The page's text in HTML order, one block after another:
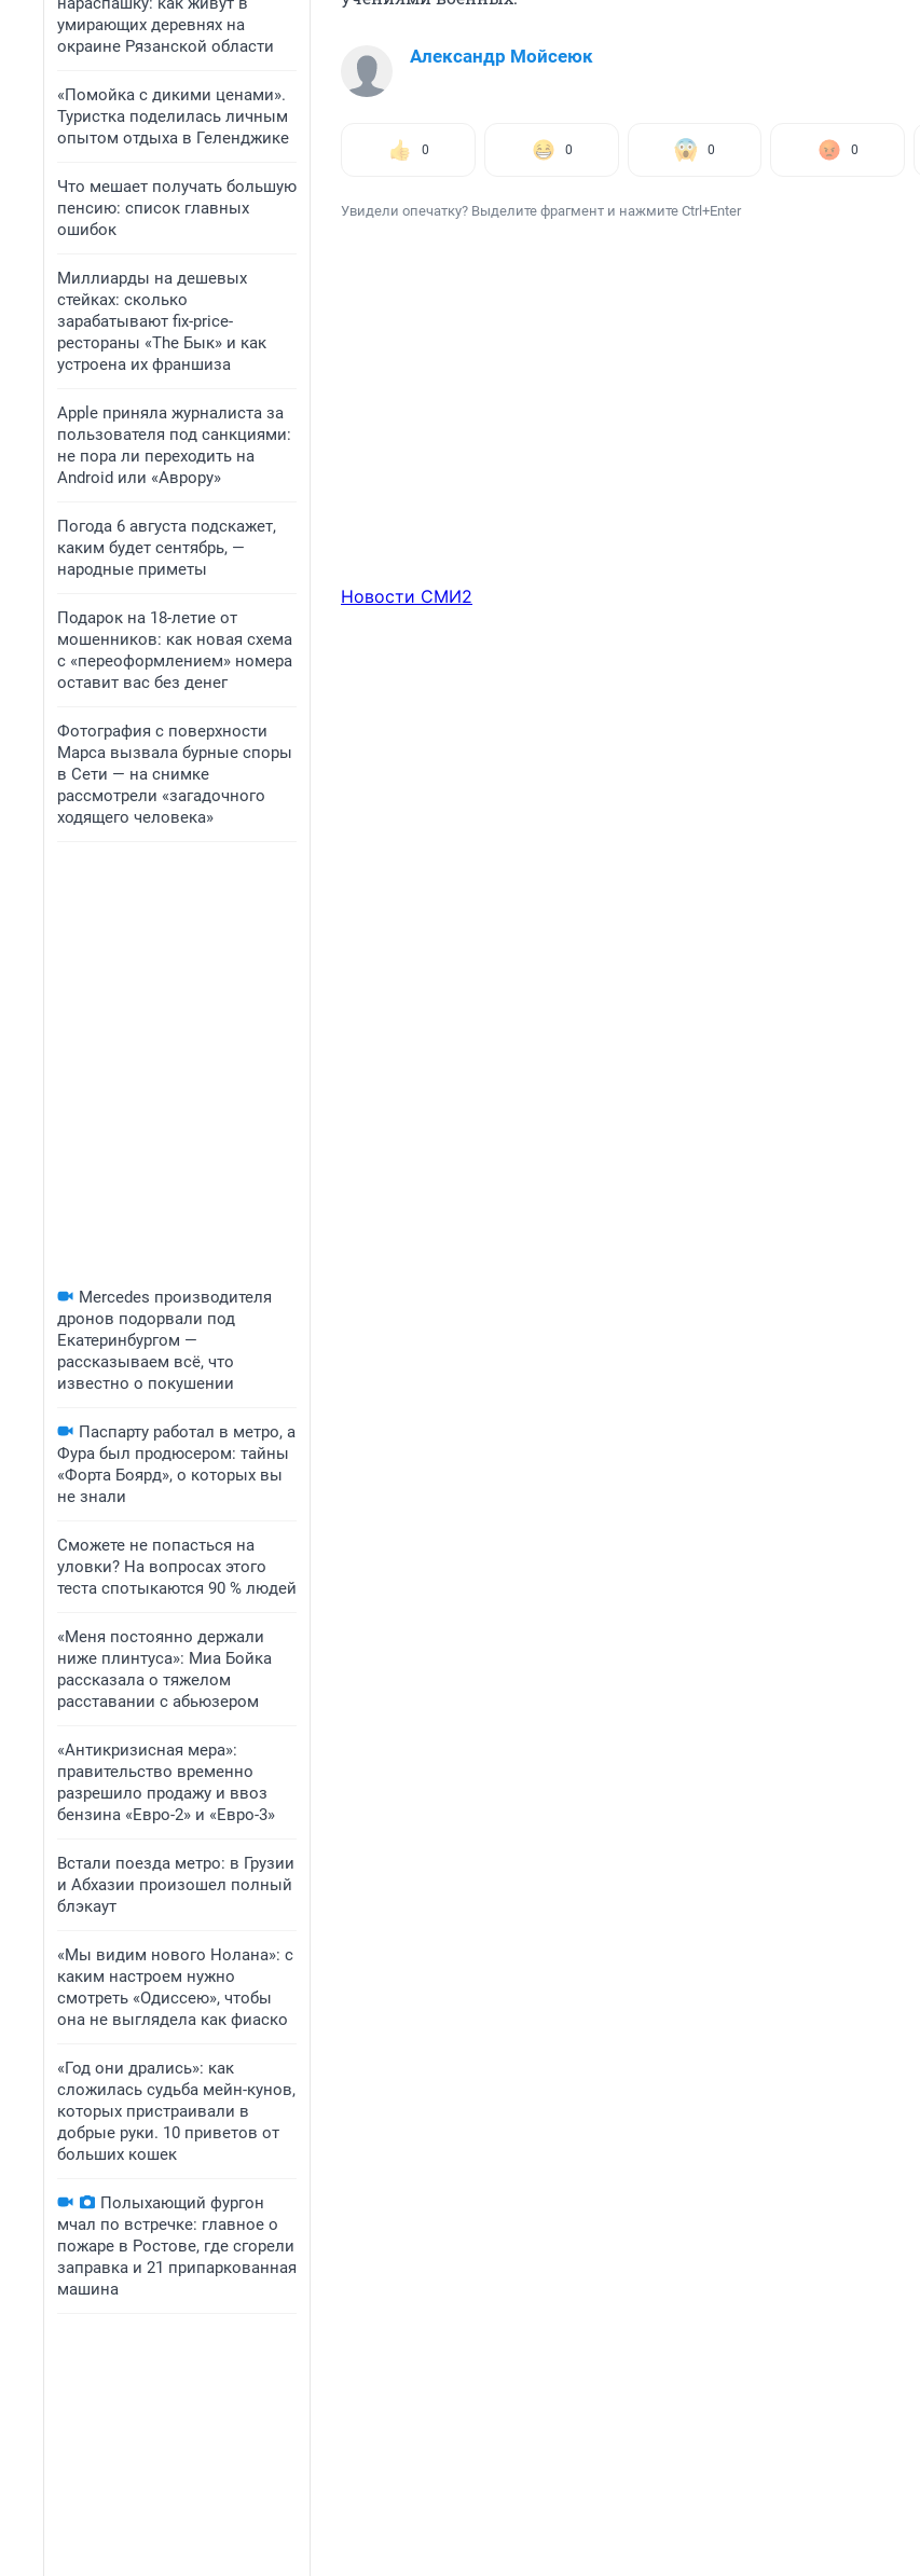
умирающих деревнях на
окраине Рязанской области
«Помойка с дикими ценами».
Туристка поделилась личным
опытом отдыха в Геленджике
Что мешает получать большую
пенсию: список главных
ошибок
Миллиарды на дешевых
стейках: сколько
зарабатывают fix-price-
рестораны «The Бык» и как
устроена их франшиза
Apple приняла журналиста за
пользователя под санкциями:
не пора ли переходить на
Android или «Аврору»
Погода 6 августа подскажет,
каким будет сентябрь, —
народные приметы
Подарок на 18-летие от
мошенников: как новая схема
с «переоформлением» номера
оставит вас без денег
Фотография с поверхности
Марса вызвала бурные споры
в Сети — на снимке
рассмотрели «загадочного
ходящего человека»
Mercedes производителя
дронов подорвали под
Екатеринбургом —
рассказываем всё, что
известно о покушении
Паспарту работал в метро, а
Фура был продюсером: тайны
«Форта Боярд», о которых вы
не знали
Сможете не попасться на
уловки? На вопросах этого
теста спотыкаются 90 % людей
«Меня постоянно держали
ниже плинтуса»: Миа Бойка
рассказала о тяжелом
расставании с абьюзером
«Антикризисная мера»:
правительство временно
разрешило продажу и ввоз
бензина «Евро-2» и «Евро-3»
Встали поезда метро: в Грузии
и Абхазии произошел полный
блэкаут
«Мы видим нового Нолана»: с
каким настроем нужно
смотреть «Одиссею», чтобы
она не выглядела как фиаско
«Год они дрались»: как
сложилась судьба мейн-кунов,
которых пристраивали в
добрые руки. 10 приветов от
больших кошек
Полыхающий фургон
мчал по встречке: главное о
пожаре в Ростове, где сгорели
заправка и 21 припаркованная
машина
Александр Мойсеюк
0 0 0 0
Увидели опечатку? Выделите фрагмент и нажмите Ctrl+Enter
Новости СМИ2